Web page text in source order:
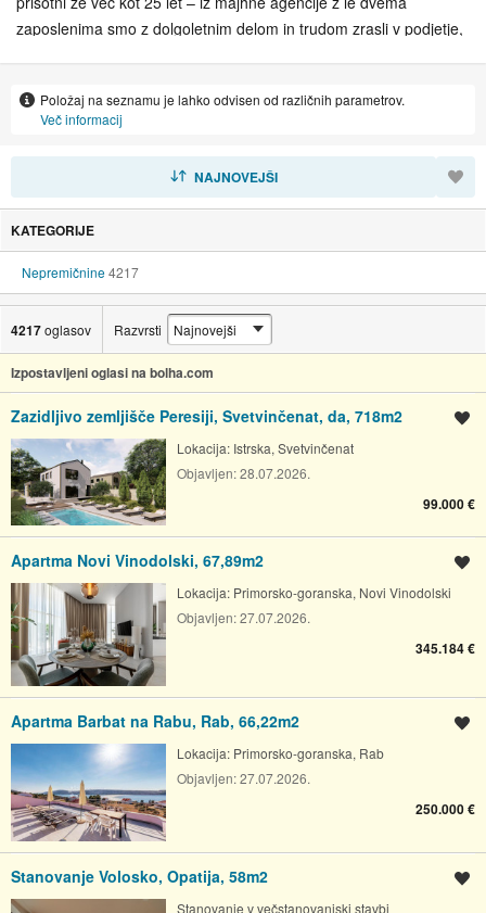
zaposlenima smo z dolgoletnim delom in trudom zrasli v podjetje,
postali vodilna agencija na Hrvaškem. Agencija trenutno posluje v
18 poslovalnicah ter tudi v Ljubljani in Beogradu. Ne glede na to,
nepremičnine so vaša prva izbira.
Položaj na seznamu je lahko odvisen od različnih parametrov.
Več informacij
NAJNOVEJŠI
KATEGORIJE
Nepremičnine4217
4217oglasov Razvrsti
Izpostavljeni oglasi na bolha.com
Zazidljivo zemljišče Peresiji, Svetvinčenat, da, 718m2
Lokacija: Istrska, Svetvinčenat
Objavljen:28.07.2026.
99.000 €
Apartma Novi Vinodolski, 67,89m2
Lokacija: Primorsko-goranska, Novi Vinodolski
Objavljen:27.07.2026.
345.184 €
Apartma Barbat na Rabu, Rab, 66,22m2
Lokacija: Primorsko-goranska, Rab
Objavljen:27.07.2026.
250.000 €
Stanovanje Volosko, Opatija, 58m2
Stanovanje v večstanovanjski stavbi